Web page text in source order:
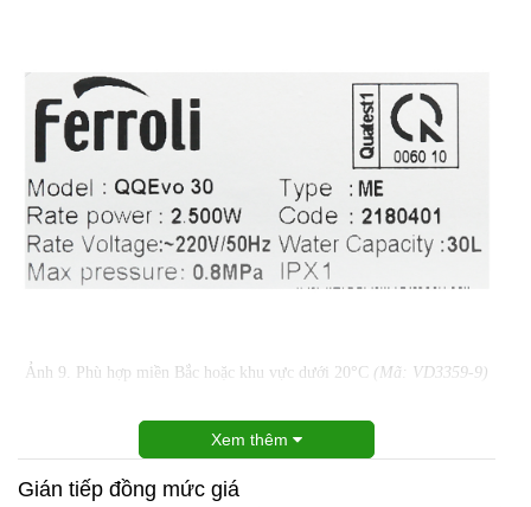
Ảnh 9. Phù hợp miền Bắc hoặc khu vực dưới 20°C (Mã: VD3359-9)
Xem thêm
Gián tiếp đồng mức giá